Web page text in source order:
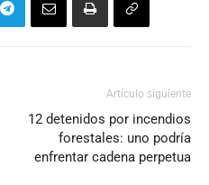
Artículo siguiente
12 detenidos por incendios
forestales: uno podría
enfrentar cadena perpetua